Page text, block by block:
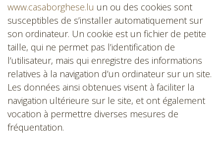
www.casaborghese.lu un ou des cookies sont
susceptibles de s’installer automatiquement sur
son ordinateur. Un cookie est un fichier de petite
taille, qui ne permet pas l’identification de
l’utilisateur, mais qui enregistre des informations
relatives à la navigation d’un ordinateur sur un site.
Les données ainsi obtenues visent à faciliter la
navigation ultérieure sur le site, et ont également
vocation à permettre diverses mesures de
fréquentation.